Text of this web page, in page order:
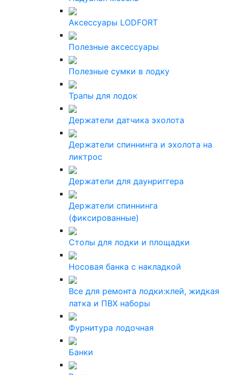
Аксессуары LODFORT
Полезные аксессуары
Полезные сумки в лодку
Трапы для лодок
Держатели датчика эхолота
Держатели спиннинга и эхолота на
ликтрос
Держатели для даунриггера
Держатели спиннинга
(фиксированные)
Столы для лодки и площадки
Носовая банка с накладкой
Все для ремонта лодки:клей, жидкая
латка и ПВХ наборы
Фурнитура лодочная
Банки